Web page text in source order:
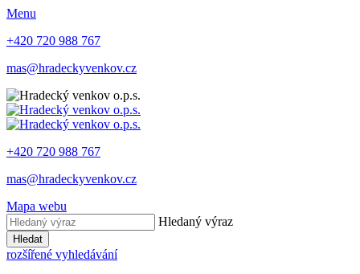
Menu
+420 720 988 767
mas@hradeckyvenkov.cz
+420 720 988 767
mas@hradeckyvenkov.cz
Mapa webu
Hledaný výraz
Hledat
rozšířené vyhledávání